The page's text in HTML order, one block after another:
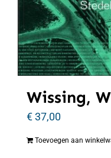
Wissing,
€37,00
Toevoegen aan